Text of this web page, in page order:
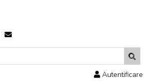
Autentificare